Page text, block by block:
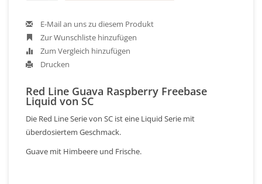
E-Mail an uns zu diesem Produkt
Zur Wunschliste hinzufügen
Zum Vergleich hinzufügen
Drucken
Red Line Guava Raspberry Freebase
Liquid von SC
Die Red Line Serie von SC ist eine Liquid Serie mit
überdosiertem Geschmack.
Guave mit Himbeere und Frische.